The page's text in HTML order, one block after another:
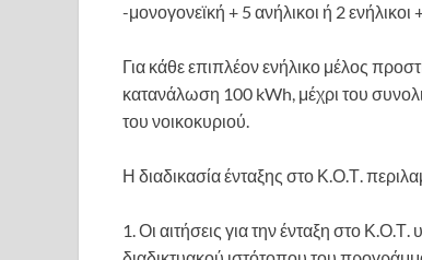
-μονογονεϊκή + 5 ανήλικοι ή 2 ενήλικοι
Για κάθε επιπλέον ενήλικο μέλος
κατανάλωση 100 kWh, μέχρι του
του νοικοκυριού.
Η διαδικασία ένταξης στο Κ.Ο.Τ.
1. Οι αιτήσεις για την ένταξη στο